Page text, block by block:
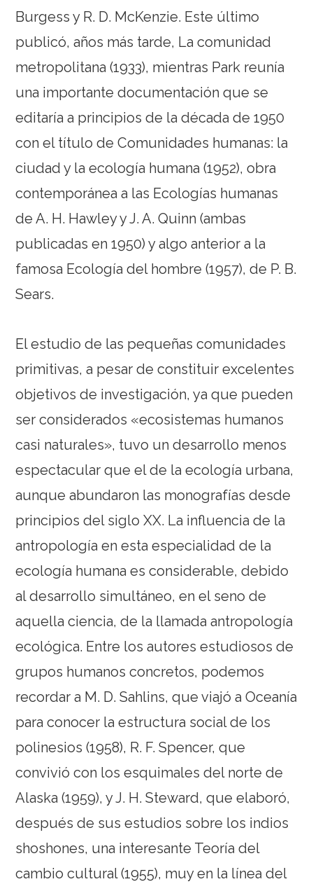
Burgess y R. D. McKenzie. Este último
publicó, años más tarde, La comunidad
metropolitana (1933), mientras Park reunía
una importante documentación que se
editaría a principios de la década de 1950
con el título de Comunidades humanas: la
ciudad y la ecología humana (1952), obra
contemporánea a las Ecologías humanas
de A. H. Hawley y J. A. Quinn (ambas
publicadas en 1950) y algo anterior a la
famosa Ecología del hombre (1957), de P. B.
Sears.
El estudio de las pequeñas comunidades
primitivas, a pesar de constituir excelentes
objetivos de investigación, ya que pueden
ser considerados «ecosistemas humanos
casi naturales», tuvo un desarrollo menos
espectacular que el de la ecología urbana,
aunque abundaron las monografías desde
principios del siglo XX. La influencia de la
antropología en esta especialidad de la
ecología humana es considerable, debido
al desarrollo simultáneo, en el seno de
aquella ciencia, de la llamada antropología
ecológica. Entre los autores estudiosos de
grupos humanos concretos, podemos
recordar a M. D. Sahlins, que viajó a Oceanía
para conocer la estructura social de los
polinesios (1958), R. F. Spencer, que
convivió con los esquimales del norte de
Alaska (1959), y J. H. Steward, que elaboró,
después de sus estudios sobre los indios
shoshones, una interesante Teoría del
cambio cultural (1955), muy en la línea del